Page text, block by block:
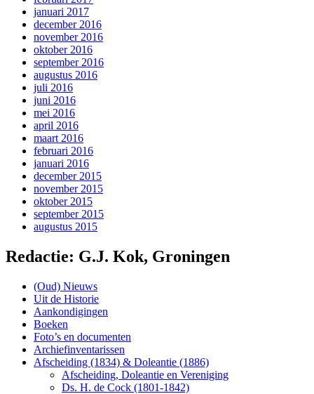
januari 2017
december 2016
november 2016
oktober 2016
september 2016
augustus 2016
juli 2016
juni 2016
mei 2016
april 2016
maart 2016
februari 2016
januari 2016
december 2015
november 2015
oktober 2015
september 2015
augustus 2015
Redactie: G.J. Kok, Groningen
(Oud) Nieuws
Uit de Historie
Aankondigingen
Boeken
Foto’s en documenten
Archiefinventarissen
Afscheiding (1834) & Doleantie (1886)
Afscheiding, Doleantie en Vereniging
Ds. H. de Cock (1801-1842)